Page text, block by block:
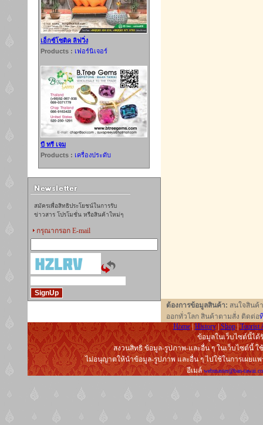
เอ็กซ์โซติค ลิฟวิ่ง
Products : เฟอร์นิเจอร์
บี ทรี เจม
Products : เครื่องประดับ
สมัครเพื่อสิทธิประโยชน์ในการรับ
ข่าวสาร โปรโมชั่น หรือสินค้าใหม่ๆ
กรุณากรอก E-mail
ต้องการข้อมูลสินค้า: สนใจสินค้
ออกทั่วโลก สินค้าตามสั่ง ติดต่อ
Home|History| Shop|Tourist
ข้อมูลในเว็บไซต์นิ้ได้
สงวนสิทธิ ข้อมูล-รูปภาพ-และอื่น ๆ ในเว็บไซต์นี้ ใ
ไม่อนุญาตให้นำข้อมูล-รูปภาพ และอื่น ๆ ไปใช้ในการเผย
อีเมล์webmaster@ban-